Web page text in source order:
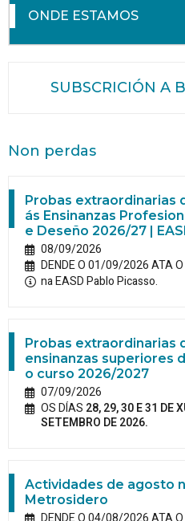
ONDE ESTAMOS
SUBSCRICIÓN A
Non perdas
Probas extraordinarias
ás Ensinanzas
e Deseño 2026/27 |
08/09/2026
DENDE O 01/09/2026 ATA
na EASD Pablo Picasso.
Probas extraordinarias
ensinanzas superiores
o curso 2026/2027
07/09/2026
OS DÍAS 28, 29, 30 E 31 DE
SETEMBRO DE 2026.
Actividades de agosto
Metrosidero